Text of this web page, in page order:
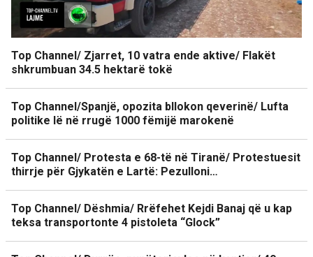
Top Channel/ Zjarret, 10 vatra ende aktive/ Flakët
shkrumbuan 34.5 hektarë tokë
Top Channel/Spanjë, opozita bllokon qeverinë/ Lufta
politike lë në rrugë 1000 fëmijë marokenë
Top Channel/ Protesta e 68-të në Tiranë/ Protestuesit
thirrje për Gjykatën e Lartë: Pezulloni…
Top Channel/ Dëshmia/ Rrëfehet Kejdi Banaj që u kap
teksa transportonte 4 pistoleta “Glock”